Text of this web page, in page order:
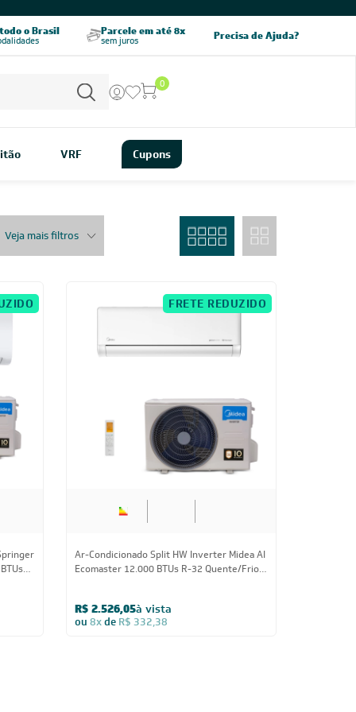
Precisa de Ajuda?
o Brasil Parcele em até 8x
sem juros
5% OFF no PIX
pagamento à vista
0
VRF Cupons
Veja mais filtros
FRETE REDUZIDO
Ar-Condicionado Split HW Inverter Midea AI
Ecomaster 12.000 BTUs R-32 Quente/Frio
R$ 2.526,05à vista
ou 8xde R$ 332,38